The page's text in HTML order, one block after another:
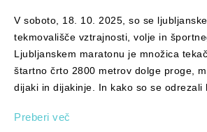
V soboto, 18. 10. 2025, so se
tekmovališče vztrajnosti, volje in
Ljubljanskem maratonu je množica
štartno črto 2800 metrov dolge proge,
dijaki in dijakinje. In kako so se odrezali
Preberi več